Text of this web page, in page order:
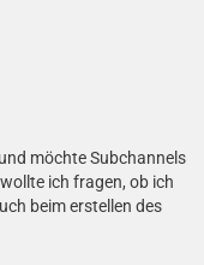
möchte Subchannels
ich fragen, ob ich
beim erstellen des